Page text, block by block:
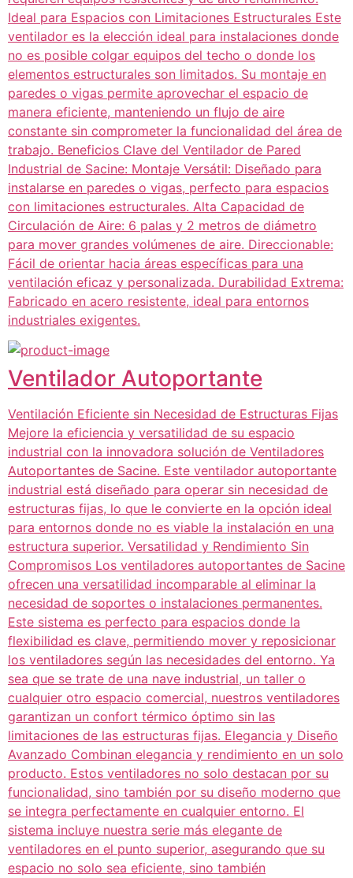
Ideal para Espacios con Limitaciones Estructurales Este
ventilador es la elección ideal para instalaciones donde
no es posible colgar equipos del techo o donde los
elementos estructurales son limitados. Su montaje en
paredes o vigas permite aprovechar el espacio de
manera eficiente, manteniendo un flujo de aire
constante sin comprometer la funcionalidad del área de
trabajo. Beneficios Clave del Ventilador de Pared
Industrial de Sacine: Montaje Versátil: Diseñado para
instalarse en paredes o vigas, perfecto para espacios
con limitaciones estructurales. Alta Capacidad de
Circulación de Aire: 6 palas y 2 metros de diámetro
para mover grandes volúmenes de aire. Direccionable:
Fácil de orientar hacia áreas específicas para una
ventilación eficaz y personalizada. Durabilidad Extrema:
Fabricado en acero resistente, ideal para entornos
industriales exigentes.
Ventilador Autoportante
Ventilación Eficiente sin Necesidad de Estructuras Fijas
Mejore la eficiencia y versatilidad de su espacio
industrial con la innovadora solución de Ventiladores
Autoportantes de Sacine. Este ventilador autoportante
industrial está diseñado para operar sin necesidad de
estructuras fijas, lo que le convierte en la opción ideal
para entornos donde no es viable la instalación en una
estructura superior. Versatilidad y Rendimiento Sin
Compromisos Los ventiladores autoportantes de Sacine
ofrecen una versatilidad incomparable al eliminar la
necesidad de soportes o instalaciones permanentes.
Este sistema es perfecto para espacios donde la
flexibilidad es clave, permitiendo mover y reposicionar
los ventiladores según las necesidades del entorno. Ya
sea que se trate de una nave industrial, un taller o
cualquier otro espacio comercial, nuestros ventiladores
garantizan un confort térmico óptimo sin las
limitaciones de las estructuras fijas. Elegancia y Diseño
Avanzado Combinan elegancia y rendimiento en un solo
producto. Estos ventiladores no solo destacan por su
funcionalidad, sino también por su diseño moderno que
se integra perfectamente en cualquier entorno. El
sistema incluye nuestra serie más elegante de
ventiladores en el punto superior, asegurando que su
espacio no solo sea eficiente, sino también